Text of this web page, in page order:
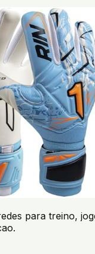
para treino,